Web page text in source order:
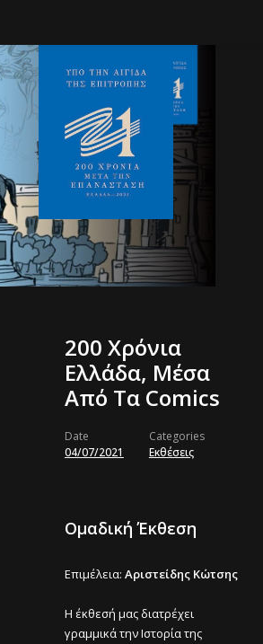
200 Χρόνια
Ελλάδα, Μέσα
Από Τα Comics
Date
04/07/2021
Categories
Εκθέσεις
Oμαδική Έκθεση
Επιμέλεια: Αριστείδης Κώτσης
Η έκθεσή μας διατρέχει
γραμμικά την Ιστορία της